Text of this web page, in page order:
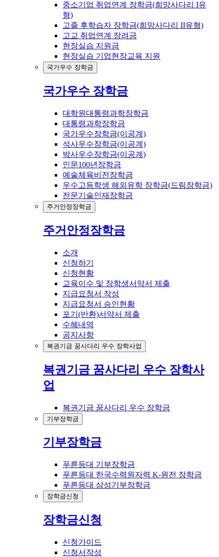
중소기업 취업연계 장학금(희망사다리 I유
형)
고졸 후학습자 장학금(희망사다리 II유형)
고교 취업연계 장려금
현장실습 지원금
현장실습 기업현장교육 지원
국가우수 장학금
국가우수 장학금
대학원대통령과학장학금
대통령과학장학금
국가우수장학금(이공계)
석사우수장학금(이공계)
박사우수장학금(이공계)
인문100년장학금
예술체육비전장학금
우수고등학생 해외유학 장학금(드림장학금)
전문기술인재장학금
주거안정장학금
주거안정장학금
소개
신청하기
신청현황
교육이수 및 장학생서약서 제출
지급요청서 작성
지급요청서 승인현황
포기(반환)서약서 제출
수혜내역
공지사항
복권기금 꿈사다리 우수 장학사업
복권기금 꿈사다리 우수 장학사
업
복권기금 꿈사다리 우수 장학금
기부장학금
기부장학금
푸른등대 기부장학금
푸른등대 한국수력원자력 K-원전 장학금
푸른등대 삼성기부장학금
장학금신청
장학금신청
신청가이드
신청서작성